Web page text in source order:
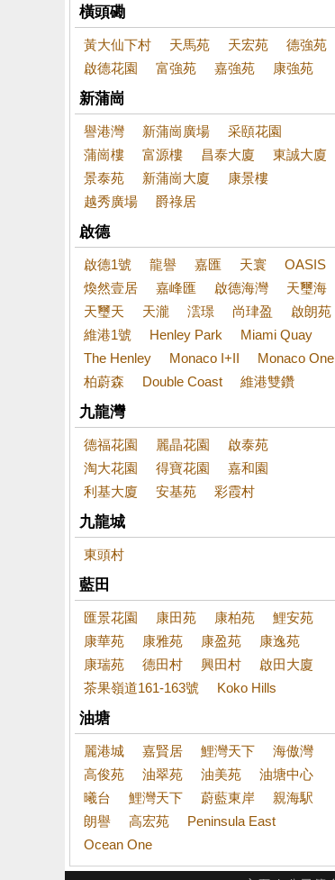
橫頭磡
黃大仙下村 天馬苑 天宏苑
德強苑
啟德花園
富強苑 嘉強苑 康強苑
新蒲崗
譽港灣 新蒲崗廣場
采頤花園
蒲崗樓
富源樓 昌泰大廈
東誠大廈
景泰苑
新蒲崗大廈
康景樓
越秀廣場
爵祿居
啟德
啟德1號 龍譽 嘉匯 天寰
OASIS
煥然壹居
嘉峰匯 啟德海灣
天璽海
天璽天
天瀧 澐璟 尚珒盈
啟朗苑
維港1號
Henley Park
Miami Quay
The Henley
Monaco I+II
Monaco One
柏蔚森
Double Coast 維港雙鑽
九龍灣
德福花園 麗晶花園
啟泰苑
淘大花園
得寶花園
嘉和園
利基大廈
安基苑 彩霞村
九龍城
東頭村
藍田
匯景花園 康田苑 康柏苑
鯉安苑
康華苑
康雅苑 康盈苑
康逸苑
康瑞苑
德田村 興田村
啟田大廈
茶果嶺道161-163號
Koko Hills
油塘
麗港城 嘉賢居 鯉灣天下
海傲灣
高俊苑
油翠苑 油美苑
油塘中心
曦台
鯉灣天下 蔚藍東岸
親海駅
朗譽
高宏苑
Peninsula East
Ocean One